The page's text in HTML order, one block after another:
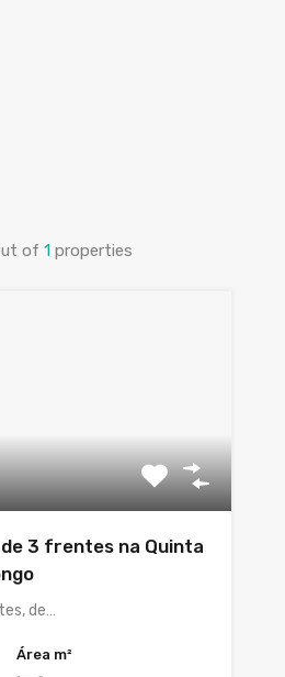
of 1 properties
3 frentes na Quinta
de…
Área m²